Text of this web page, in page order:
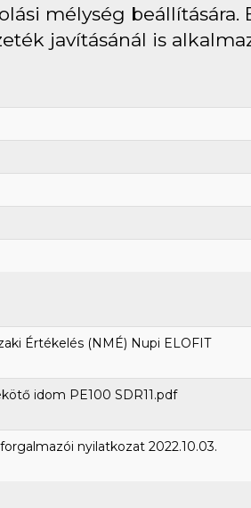
mélység
javításánál is
Értékelés (NMÉ) Nupi ELOFIT
idom PE100 SDR11.pdf
nyilatkozat 2022.10.03.